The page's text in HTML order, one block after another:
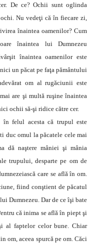
De ce? Ochii sunt oglinda
Nu vedeţi că în fiecare zi,
înaintea oamenilor? Cum
înaintea lui Dumnezeu
înaintea oamenilor este
un păcat pe faţa pământului
om al rugăciunii este
are şi multă ruşine înaintea
ochii să-şi ridice către cer.
felul acesta că trupul este
duc omul la păcatele cele mai
dă naştere mâniei şi mânia
trupului, desparte pe om de
care se află în om.
fiind conştient de păcatul
Dumnezeu. Dar de ce îşi bate
că inima se află în piept şi
al faptelor celor bune. Chiar
om, aceea spurcă pe om. Căci